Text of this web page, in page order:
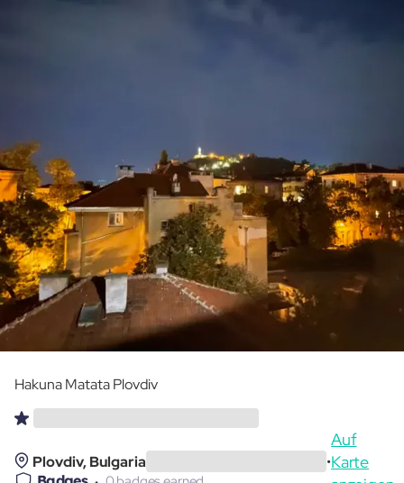
Hakuna Matata Plovdiv
Plovdiv, Bulgaria •
Auf
Karte